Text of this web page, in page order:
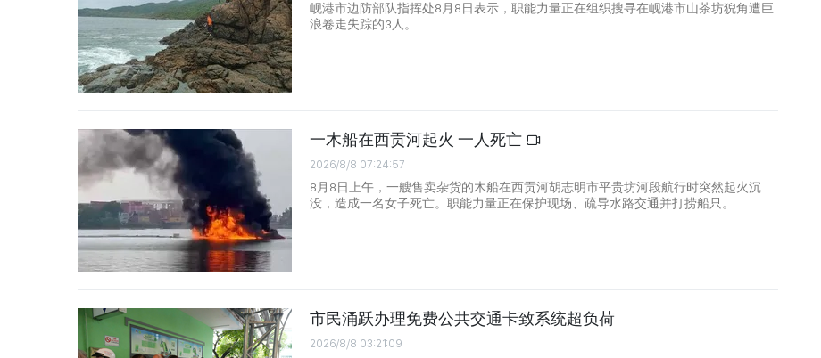
岘港市边防部队指挥处8月8日表示，职能力量正在组织搜寻在岘港市山茶坊猊角遭巨
浪卷走失踪的3人。
一木船在西贡河起火 一人死亡
2026/8/8 07:24:57
8月8日上午，一艘售卖杂货的木船在西贡河胡志明市平贵坊河段航行时突然起火沉
没，造成一名女子死亡。职能力量正在保护现场、疏导水路交通并打捞船只。
市民涌跃办理免费公共交通卡致系统超负荷
2026/8/8 03:21:09